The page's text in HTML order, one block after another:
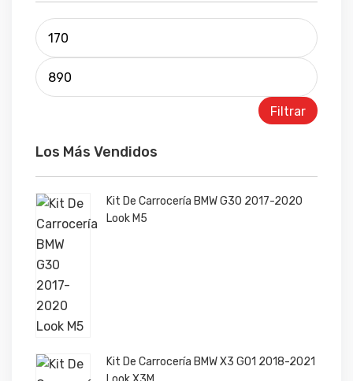
Filtrar
Los Más Vendidos
Kit De Carrocería BMW G30 2017-2020
Look M5
Kit De Carrocería BMW X3 G01 2018-2021